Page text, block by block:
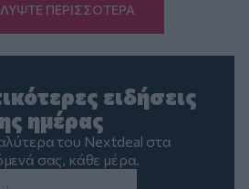
ΠΕΡΙΣΣΟΤΕΡΑ
ειδήσεις
ημέρας
του Nextdeal στα
σας, κάθε μέρα.